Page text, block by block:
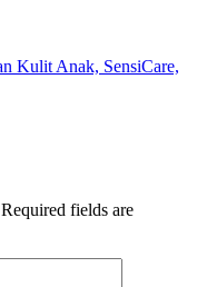
Required fields are